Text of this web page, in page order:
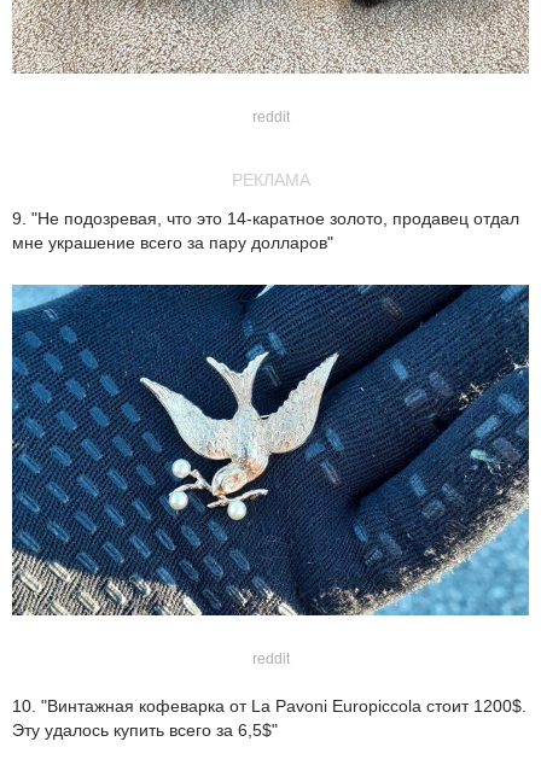
reddit
РЕКЛАМА
9. "Не подозревая, что это 14-каратное золото, продавец отдал
мне украшение всего за пару долларов"
reddit
10. "Винтажная кофеварка от La Pavoni Europiccola стоит 1200$.
Эту удалось купить всего за 6,5$"